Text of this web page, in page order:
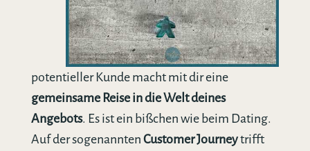
potentieller Kunde macht mit dir eine
gemeinsame Reise in die Welt deines
Angebots. Es ist ein bißchen wie beim Dating.
Auf der sogenannten Customer Journeytrifft